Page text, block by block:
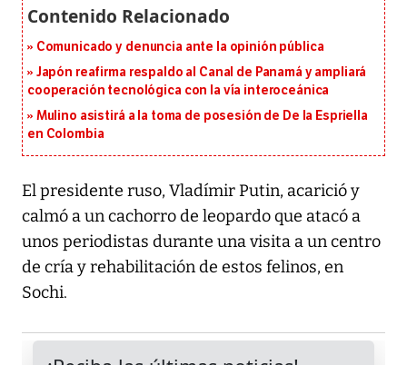
Comunicado y denuncia ante la opinión pública
Japón reafirma respaldo al Canal de Panamá y ampliará
cooperación tecnológica con la vía interoceánica
Mulino asistirá a la toma de posesión de De la Espriella
en Colombia
El presidente ruso, Vladímir Putin, acarició y
calmó a un cachorro de leopardo que atacó a
unos periodistas durante una visita a un centro
de cría y rehabilitación de estos felinos, en
Sochi.